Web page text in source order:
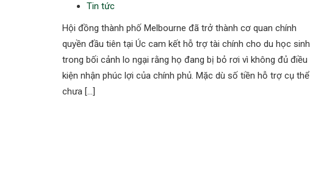
Tin tức
Hội đồng thành phố Melbourne đã trở thành cơ quan chính
quyền đầu tiên tại Úc cam kết hỗ trợ tài chính cho du học sinh
trong bối cảnh lo ngại rằng họ đang bị bỏ rơi vì không đủ điều
kiện nhận phúc lợi của chính phủ. Mặc dù số tiền hỗ trợ cụ thể
chưa […]